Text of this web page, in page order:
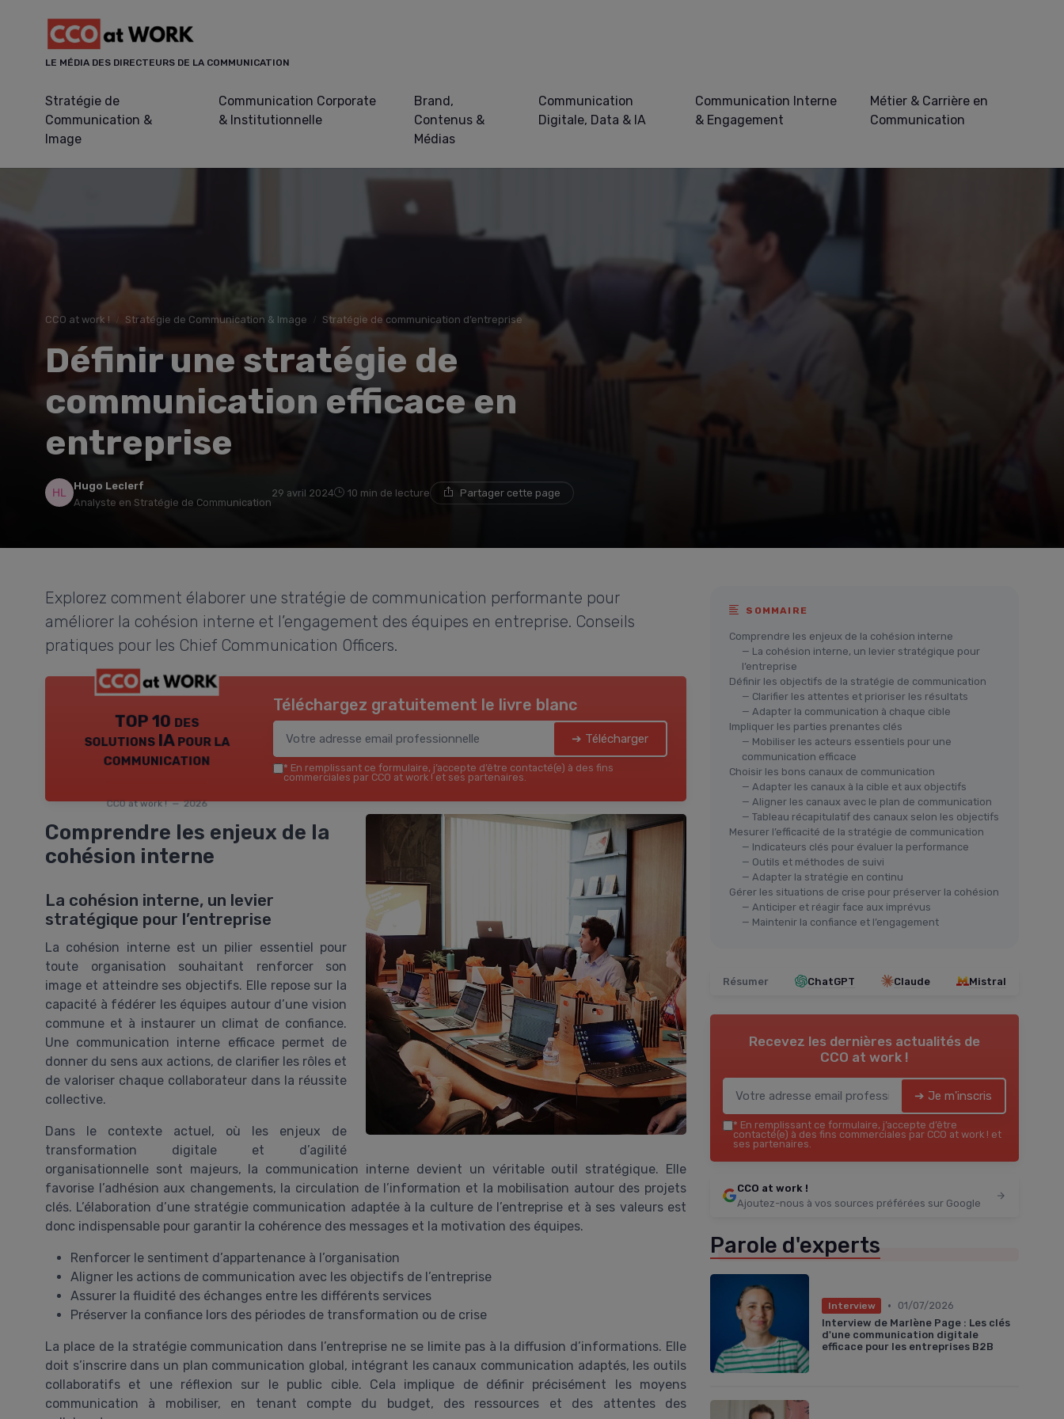
LE MÉDIA DES DIRECTEURS DE LA COMMUNICATION
Stratégie de
Communication &
Image
Communication Corporate
& Institutionnelle
Brand,
Contenus &
Médias
Communication
Digitale, Data & IA
Communication Interne
& Engagement
Métier & Carrière en
Communication
CCO at work ! Stratégie de Communication & Image Stratégie de communication d’entreprise
Définir une stratégie de
communication efficace en
entreprise
Hugo Leclerf
Analyste en Stratégie de Communication
29 avril 2024 10 min de lecture Partager cette page
Explorez comment élaborer une stratégie de communication performante pour
améliorer la cohésion interne et l’engagement des équipes en entreprise. Conseils
pratiques pour les Chief Communication Officers.
TOP 10 des
solutions IA pour la
communication
CCO at work ! — 2026
Téléchargez gratuitement le livre blanc
➔ Télécharger
* En remplissant ce formulaire, j’accepte d’être contacté(e) à des fins
commerciales par CCO at work ! et ses partenaires.
Comprendre les enjeux de la
cohésion interne
La cohésion interne, un levier
stratégique pour l’entreprise
La cohésion interne est un pilier essentiel pour
toute organisation souhaitant renforcer son
image et atteindre ses objectifs. Elle repose sur la
capacité à fédérer les équipes autour d’une vision
commune et à instaurer un climat de confiance.
Une communication interne efficace permet de
donner du sens aux actions, de clarifier les rôles et
de valoriser chaque collaborateur dans la réussite
collective.
Dans le contexte actuel, où les enjeux de
transformation digitale et d’agilité
organisationnelle sont majeurs, la communication interne devient un véritable outil stratégique. Elle
favorise l’adhésion aux changements, la circulation de l’information et la mobilisation autour des projets
clés. L’élaboration d’une stratégie communication adaptée à la culture de l’entreprise et à ses valeurs est
donc indispensable pour garantir la cohérence des messages et la motivation des équipes.
Renforcer le sentiment d’appartenance à l’organisation
Aligner les actions de communication avec les objectifs de l’entreprise
Assurer la fluidité des échanges entre les différents services
Préserver la confiance lors des périodes de transformation ou de crise
La place de la stratégie communication dans l’entreprise ne se limite pas à la diffusion d’informations. Elle
doit s’inscrire dans un plan communication global, intégrant les canaux communication adaptés, les outils
collaboratifs et une réflexion sur le public cible. Cela implique de définir précisément les moyens
communication à mobiliser, en tenant compte du budget, des ressources et des attentes des
SOMMAIRE
Comprendre les enjeux de la cohésion interne
— La cohésion interne, un levier stratégique pour
l’entreprise
Définir les objectifs de la stratégie de communication
— Clarifier les attentes et prioriser les résultats
— Adapter la communication à chaque cible
Impliquer les parties prenantes clés
— Mobiliser les acteurs essentiels pour une
communication efficace
Choisir les bons canaux de communication
— Adapter les canaux à la cible et aux objectifs
— Aligner les canaux avec le plan de communication
— Tableau récapitulatif des canaux selon les objectifs
Mesurer l’efficacité de la stratégie de communication
— Indicateurs clés pour évaluer la performance
— Outils et méthodes de suivi
— Adapter la stratégie en continu
Gérer les situations de crise pour préserver la cohésion
— Anticiper et réagir face aux imprévus
— Maintenir la confiance et l’engagement
Résumer ChatGPT Claude Mistral
Recevez les dernières actualités de
CCO at work !
➔ Je m'inscris
* En remplissant ce formulaire, j’accepte d’être
contacté(e) à des fins commerciales par CCO at work ! et
ses partenaires.
CCO at work !
Ajoutez-nous à vos sources préférées sur Google
Parole d'experts
Interview •
01/07/2026
Interview de Marlène Page : Les clés
d'une communication digitale
efficace pour les entreprises B2B